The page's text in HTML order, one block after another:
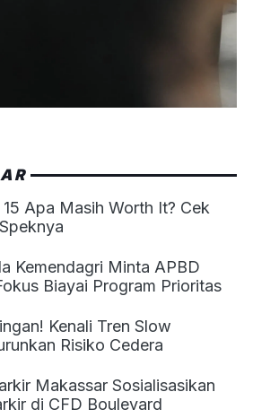
15 Apa Masih Worth It? Cek
Kemendagri Minta APBD
Biayai Program Prioritas
Kenali Tren Slow
Risiko Cedera
Makassar Sosialisasikan
di CFD Boulevard